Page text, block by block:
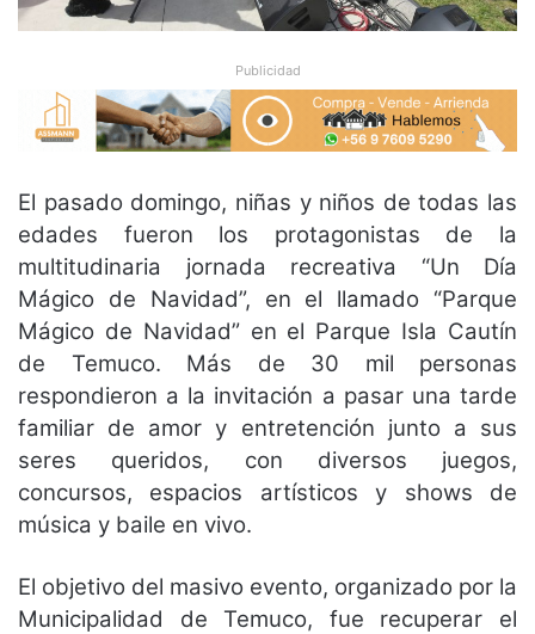
Publicidad
El pasado domingo, niñas y niños de todas las
edades fueron los protagonistas de la
multitudinaria jornada recreativa “Un Día
Mágico de Navidad”, en el llamado “Parque
Mágico de Navidad” en el Parque Isla Cautín
de Temuco. Más de 30 mil personas
respondieron a la invitación a pasar una tarde
familiar de amor y entretención junto a sus
seres queridos, con diversos juegos,
concursos, espacios artísticos y shows de
música y baile en vivo.
El objetivo del masivo evento, organizado por la
Municipalidad de Temuco, fue recuperar el